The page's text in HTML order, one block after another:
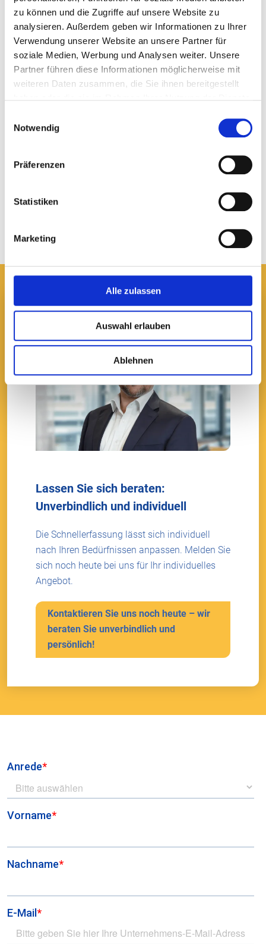
zu können und die Zugriffe auf unsere Website zu
analysieren. Außerdem geben wir Informationen zu Ihrer
Verwendung unserer Website an unsere Partner für
soziale Medien, Werbung und Analysen weiter. Unsere
Partner führen diese Informationen möglicherweise mit
weiteren Daten zusammen, die Sie ihnen bereitgestellt
Notwendig
Präferenzen
Statistiken
Marketing
Alle zulassen
Auswahl erlauben
Ablehnen
wiederkehrender Reiseabläufe
Über eine integrierte Schnittstelle zwischen Ihrem System
und der MISTRAL-Schnellerfassung wird automatisch ein
Report in SAP Concur angelegt. Optional können zusätzliche
Informationen ergänzt werden, bevor die Daten final
Lassen Sie sich beraten:
Unverbindlich und individuell
Die Schnellerfassung lässt sich individuell
nach Ihren Bedürfnissen anpassen. Melden Sie
sich noch heute bei uns für Ihr individuelles
Angebot.
Kontaktieren Sie uns noch heute – wir
beraten Sie unverbindlich und
persönlich!